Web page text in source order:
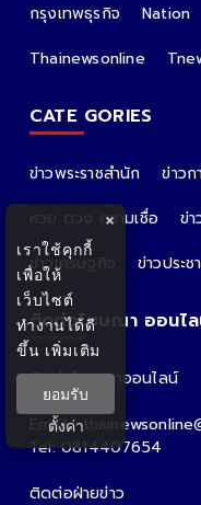
กรุงเทพธุรกิจ
Nation
Thainewsonline
CATE GORIES
ข่าวพระราชสำนัก ข่าวก
หวย ดวง ความเชื่อ
ข่า
ข่าวเศรษฐกิจ
ข่าวประ
ติดต่อโฆษณา ออนไ
ติดต่อโฆษณาออนไลน์
คุณอ้อ
Email :
Tel: 0814407654
ติดต่อฝ่ายข่าว
×
เราใช้คุกกี้
เพื่อให้
เว็บไซต์
ทำงานได้ดี
ขึ้น เพิ่มเติม
ยอมรับ
ตั้งค่า